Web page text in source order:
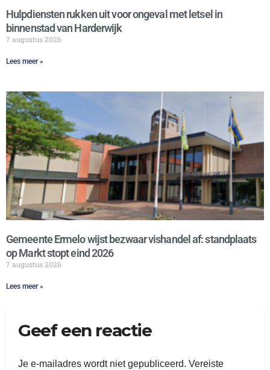
Hulpdiensten rukken uit voor ongeval met letsel in
binnenstad van Harderwijk
7 augustus 2026
Lees meer »
Gemeente Ermelo wijst bezwaar vishandel af: standplaats
op Markt stopt eind 2026
7 augustus 2026
Lees meer »
Geef een reactie
Je e-mailadres wordt niet gepubliceerd. Vereiste